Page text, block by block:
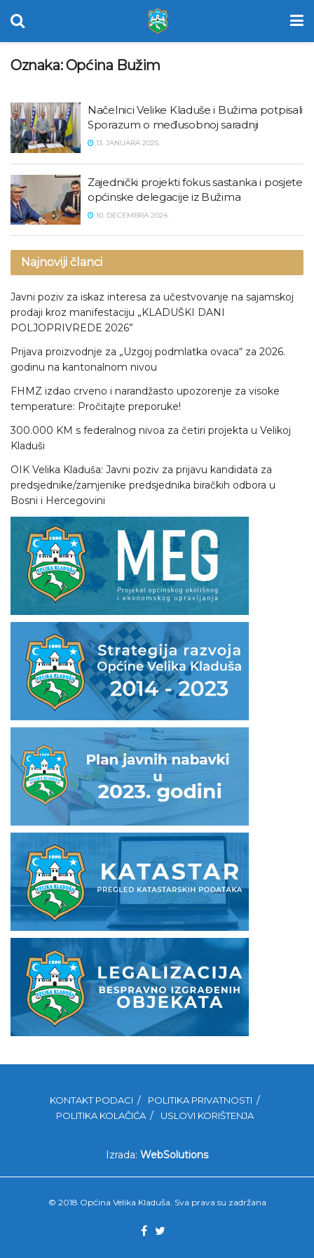
Oznaka:Općina Bužim
Načelnici Velike Kladuše i Bužima potpisali
Sporazum o međusobnoj saradnji
13. JANUARA 2025.
Zajednički projekti fokus sastanka i posjete
općinske delegacije iz Bužima
10. DECEMBRA 2024.
Najnoviji članci
Javni poziv za iskaz interesa za učestvovanje na sajamskoj
prodaji kroz manifestaciju „KLADUŠKI DANI
POLJOPRIVREDE 2026”
Prijava proizvodnje za „Uzgoj podmlatka ovaca“ za 2026.
godinu na kantonalnom nivou
FHMZ izdao crveno i narandžasto upozorenje za visoke
temperature: Pročitajte preporuke!
300.000 KM s federalnog nivoa za četiri projekta u Velikoj
Kladuši
OIK Velika Kladuša: Javni poziv za prijavu kandidata za
predsjednike/zamjenike predsjednika biračkih odbora u
Bosni i Hercegovini
KONTAKT PODACI
POLITIKA PRIVATNOSTI
POLITIKA KOLAČIĆA
USLOVI KORIŠTENJA
Izrada: WebSolutions
© 2018 Općina Velika Kladuša. Sva prava su zadržana